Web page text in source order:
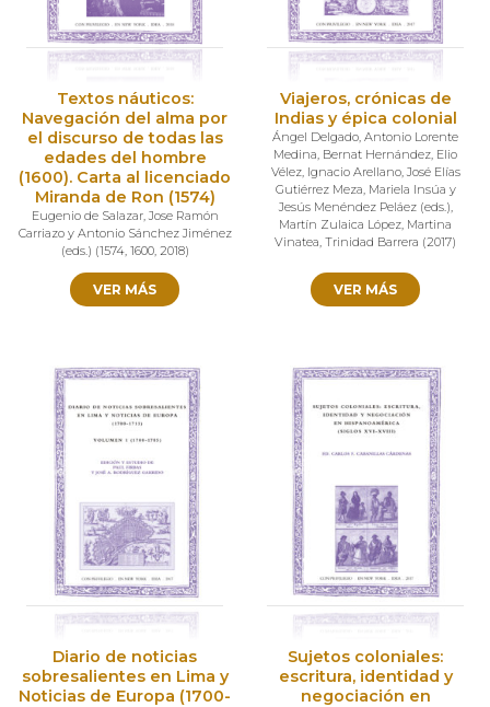
Textos náuticos:
Navegación del alma por
el discurso de todas las
edades del hombre
(1600). Carta al licenciado
Miranda de Ron (1574)
Eugenio de Salazar,Jose Ramón
Carriazo y Antonio Sánchez Jiménez
(eds.) (1574, 1600, 2018)
VER MÁS
Viajeros, crónicas de
Indias y épica colonial
Ángel Delgado, Antonio Lorente
Medina, Bernat Hernández, Elio
Vélez, Ignacio Arellano,José Elías
Gutiérrez Meza, Mariela Insúa y
Jesús Menéndez Peláez (eds.),
Martín Zulaica López, Martina
Vinatea, Trinidad Barrera (2017)
VER MÁS
Diario de noticias
sobresalientes en Lima y
Noticias de Europa (1700-
Sujetos coloniales:
escritura, identidad y
negociación en